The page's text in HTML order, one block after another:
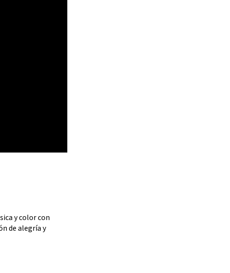
y color con
de alegría y